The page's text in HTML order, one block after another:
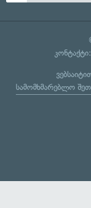
სამომხმარებლო